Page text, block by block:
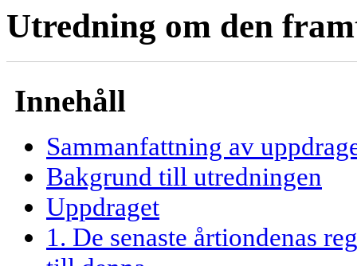
Utredning om den
Innehåll
Sammanfattning av
Bakgrund till utredningen
Uppdraget
1. De senaste årtiondenas